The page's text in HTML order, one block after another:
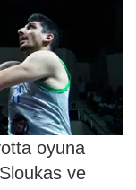
oyuna
ve